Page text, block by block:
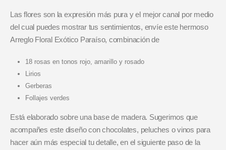
Las flores son la expresión más pura y el mejor canal por medio
del cual puedes mostrar tus sentimientos, envíe este hermoso
Arreglo Floral Exótico Paraíso, combinación de
18 rosas en tonos rojo, amarillo y rosado
Lirios
Gerberas
Follajes verdes
Está elaborado sobre una base de madera. Sugerimos que
acompañes este diseño con chocolates, peluches o vinos para
hacer aún más especial tu detalle, en el siguiente paso de la